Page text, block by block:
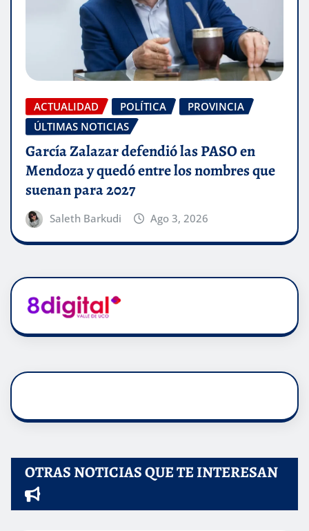
ACTUALIDAD POLÍTICA
PROVINCIA
ÚLTIMAS NOTICIAS
García Zalazar defendió las PASO en
Mendoza y quedó entre los nombres que
suenan para 2027
Saleth Barkudi Ago 3, 2026
OTRAS NOTICIAS QUE TE INTERESAN